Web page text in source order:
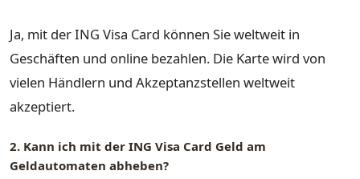
Ja, mit der ING Visa Card können Sie weltweit in
Geschäften und online bezahlen. Die Karte wird von
vielen Händlern und Akzeptanzstellen weltweit
akzeptiert.
2. Kann ich mit der ING Visa Card Geld am
Geldautomaten abheben?